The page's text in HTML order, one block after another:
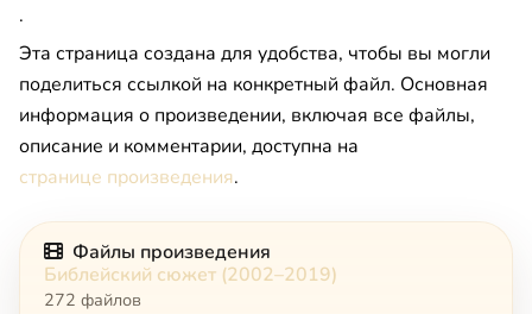
.
Эта страница создана для удобства, чтобы вы могли
поделиться ссылкой на конкретный файл. Основная
информация о произведении, включая все файлы,
описание и комментарии, доступна на
странице произведения.
Файлы произведения
Библейский сюжет (2002–2019)
272 файлов